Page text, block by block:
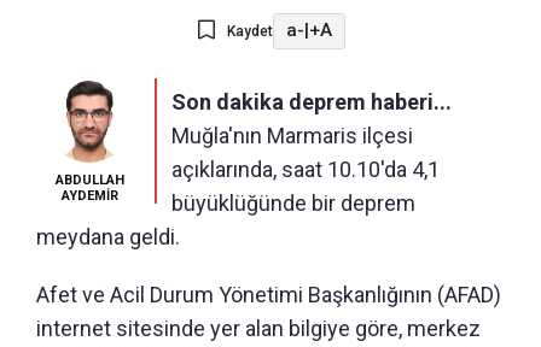
Kaydet a-|+A
ABDULLAH
AYDEMİR
Son dakika deprem haberi...
Muğla'nın Marmaris ilçesi
açıklarında, saat 10.10'da 4,1
büyüklüğünde bir deprem
meydana geldi.
Afet ve Acil Durum Yönetimi Başkanlığının (AFAD)
internet sitesinde yer alan bilgiye göre, merkez